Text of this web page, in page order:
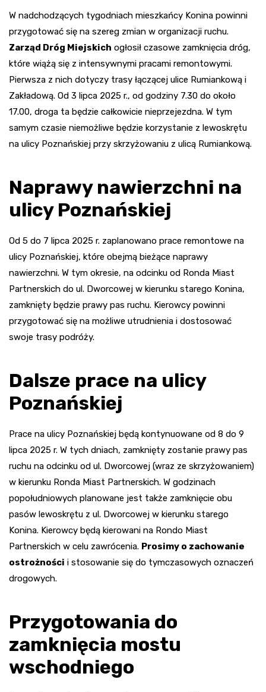
W nadchodzących tygodniach mieszkańcy Konina powinni
przygotować się na szereg zmian w organizacji ruchu.
Zarząd Dróg Miejskich ogłosił czasowe zamknięcia dróg,
które wiążą się z intensywnymi pracami remontowymi.
Pierwsza z nich dotyczy trasy łączącej ulice Rumiankową i
Zakładową. Od 3 lipca 2025 r., od godziny 7.30 do około
17.00, droga ta będzie całkowicie nieprzejezdna. W tym
samym czasie niemożliwe będzie korzystanie z lewoskrętu
na ulicy Poznańskiej przy skrzyżowaniu z ulicą Rumiankową.
Naprawy nawierzchni na
ulicy Poznańskiej
Od 5 do 7 lipca 2025 r. zaplanowano prace remontowe na
ulicy Poznańskiej, które obejmą bieżące naprawy
nawierzchni. W tym okresie, na odcinku od Ronda Miast
Partnerskich do ul. Dworcowej w kierunku starego Konina,
zamknięty będzie prawy pas ruchu. Kierowcy powinni
przygotować się na możliwe utrudnienia i dostosować
swoje trasy podróży.
Dalsze prace na ulicy
Poznańskiej
Prace na ulicy Poznańskiej będą kontynuowane od 8 do 9
lipca 2025 r. W tych dniach, zamknięty zostanie prawy pas
ruchu na odcinku od ul. Dworcowej (wraz ze skrzyżowaniem)
w kierunku Ronda Miast Partnerskich. W godzinach
popołudniowych planowane jest także zamknięcie obu
pasów lewoskrętu z ul. Dworcowej w kierunku starego
Konina. Kierowcy będą kierowani na Rondo Miast
Partnerskich w celu zawrócenia. Prosimy o zachowanie
ostrożności i stosowanie się do tymczasowych oznaczeń
drogowych.
Przygotowania do
zamknięcia mostu
wschodniego